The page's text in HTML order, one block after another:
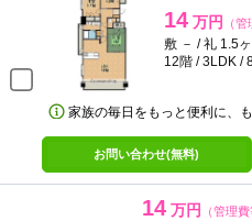
14 万円 （
敷 － / 礼 1.5ヶ
12階 / 3LDK /
家族の毎日をもっと便利に、も
お問い合わせ(無料)
14 万円 （管理費